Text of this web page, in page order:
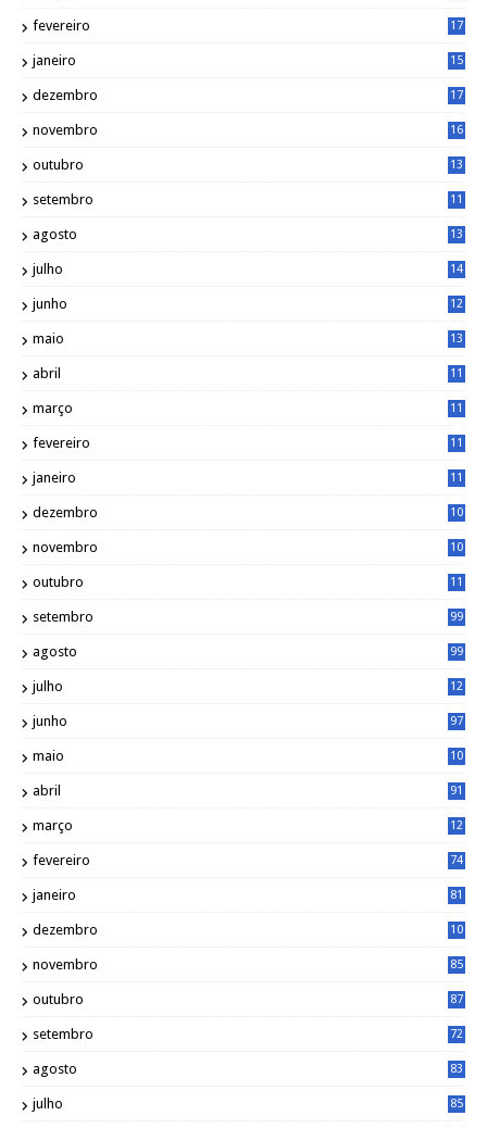
fevereiro
17
janeiro
15
dezembro
17
novembro
16
outubro
13
setembro
11
agosto
13
julho
14
junho
12
maio
13
abril
11
março
11
fevereiro
11
janeiro
11
dezembro
10
novembro
10
outubro
11
setembro 99
agosto 99
julho
12
junho 97
maio
10
abril 91
março
12
fevereiro 74
janeiro 81
dezembro
10
novembro 85
outubro 87
setembro 72
agosto 83
julho 85